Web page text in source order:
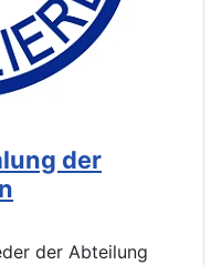
der
der Abteilung